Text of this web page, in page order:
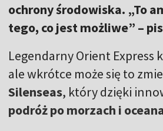
ochrony środowiska. „To
tego, co jest możliwe” –
Legendarny Orient Express
ale wkrótce może się to
Silenseas, który dzięki
podróż po morzach i